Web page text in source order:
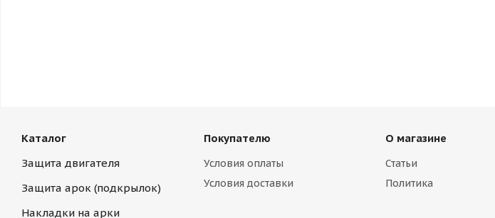
Каталог
Защита двигателя
Защита арок (подкрылок)
Накладки на арки
Покупателю
Условия оплаты
Условия доставки
О магазине
Статьи
Политика